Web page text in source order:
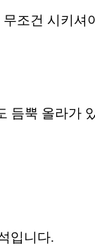
조건 시키셔
듬뿍 올라가
입니다.